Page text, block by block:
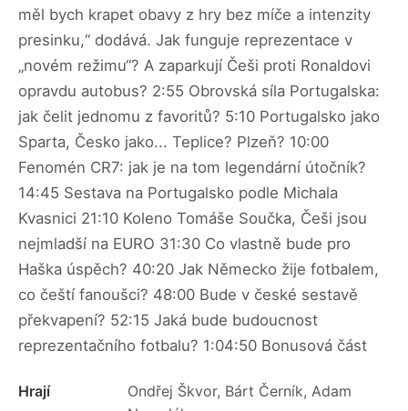
měl bych krapet obavy z hry bez míče a intenzity
presinku,“ dodává. Jak funguje reprezentace v
„novém režimu“? A zaparkují Češi proti Ronaldovi
opravdu autobus? 2:55 Obrovská síla Portugalska:
jak čelit jednomu z favoritů? 5:10 Portugalsko jako
Sparta, Česko jako... Teplice? Plzeň? 10:00
Fenomén CR7: jak je na tom legendární útočník?
14:45 Sestava na Portugalsko podle Michala
Kvasnici 21:10 Koleno Tomáše Součka, Češi jsou
nejmladší na EURO 31:30 Co vlastně bude pro
Haška úspěch? 40:20 Jak Německo žije fotbalem,
co čeští fanoušci? 48:00 Bude v české sestavě
překvapení? 52:15 Jaká bude budoucnost
reprezentačního fotbalu? 1:04:50 Bonusová část
Hrají
Ondřej Škvor, Bárt Černík, Adam